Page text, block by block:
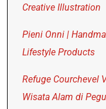
Creative Illustration
Pieni Onni |
Lifestyle Products
Refuge Courchevel
Wisata Alam di